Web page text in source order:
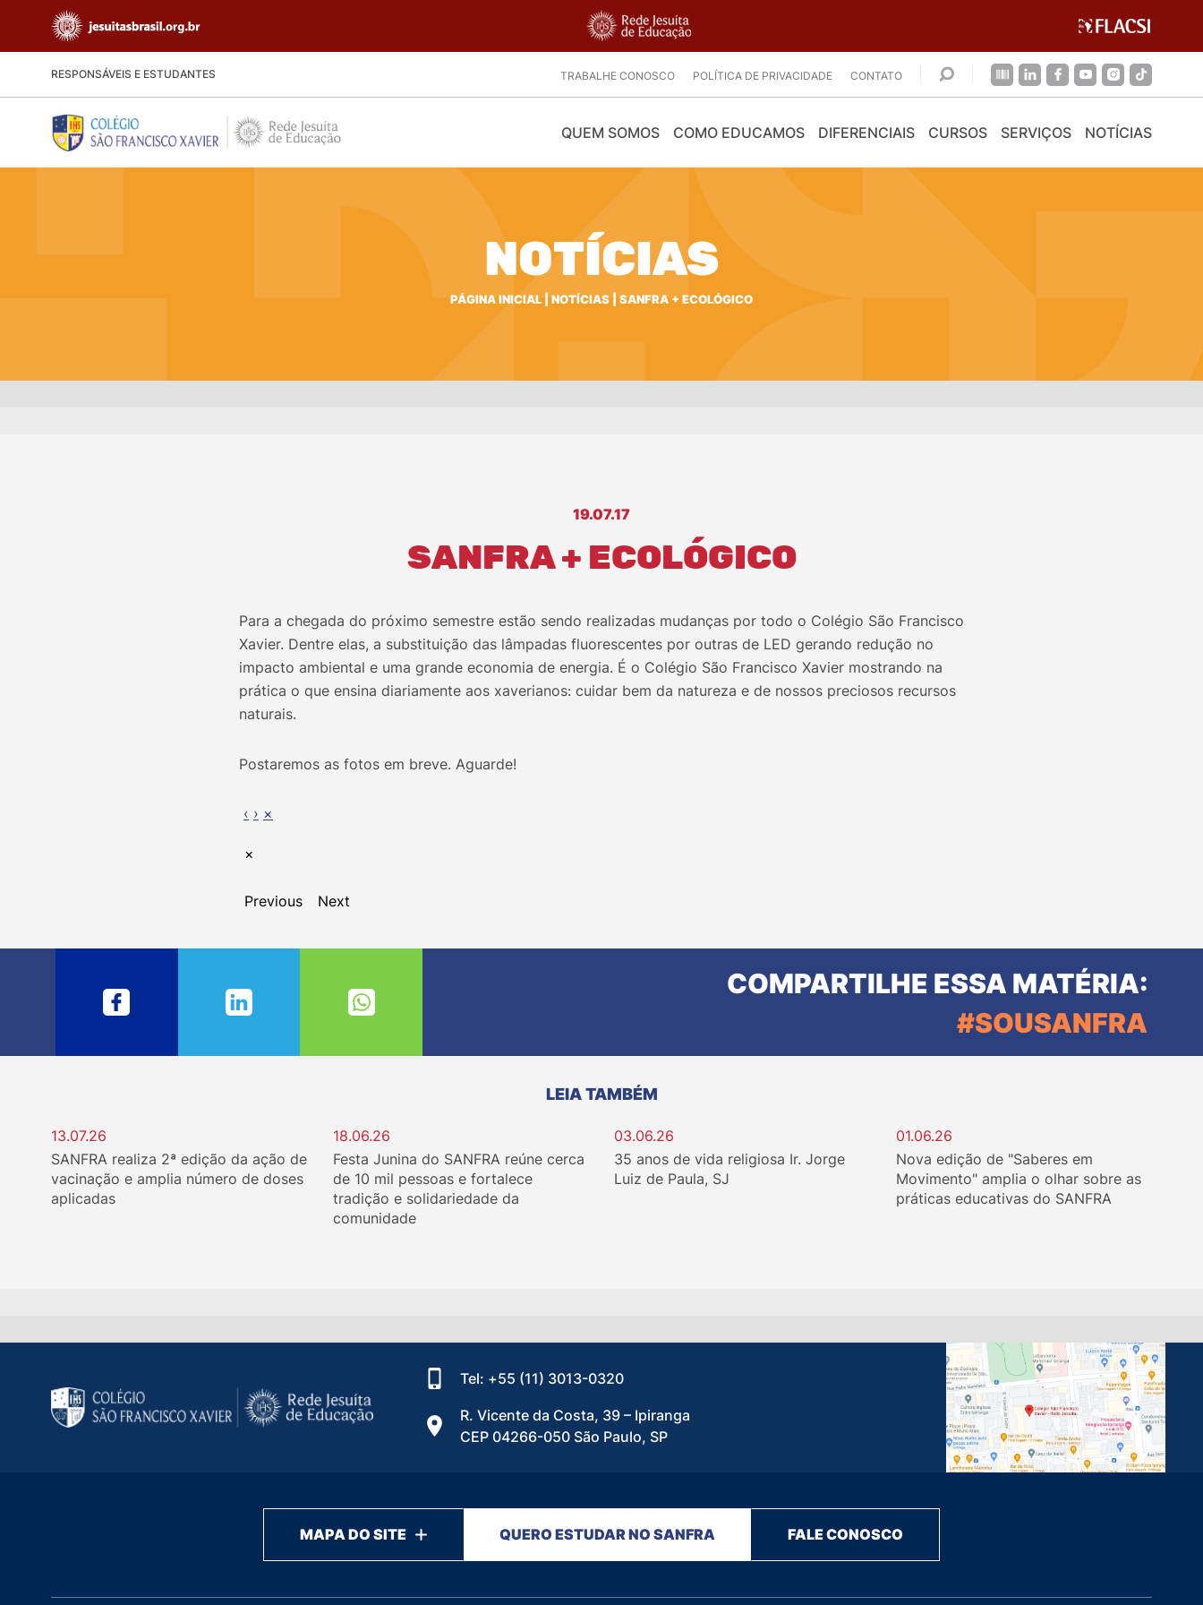
RESPONSÁVEIS E ESTUDANTES TRABALHE CONOSCO POLÍTICA DE PRIVACIDADE CONTATO
QUEM SOMOS COMO EDUCAMOS DIFERENCIAIS CURSOS SERVIÇOS NOTÍCIAS
NOTÍCIAS
PÁGINA INICIAL NOTÍCIAS SANFRA + ECOLÓGICO
19.07.17
SANFRA + ECOLÓGICO
Para a chegada do próximo semestre estão sendo realizadas mudanças por todo o Colégio São Francisco
Xavier. Dentre elas, a substituição das lâmpadas fluorescentes por outras de LED gerando redução no
impacto ambiental e uma grande economia de energia. É o Colégio São Francisco Xavier mostrando na
prática o que ensina diariamente aos xaverianos: cuidar bem da natureza e de nossos preciosos recursos
naturais.
Postaremos as fotos em breve. Aguarde!
‹ › ×
×
Previous Next
COMPARTILHE ESSA MATÉRIA:
#SOUSANFRA
LEIA TAMBÉM
13.07.26
SANFRA realiza 2ª edição da ação de
vacinação e amplia número de doses
aplicadas
18.06.26
Festa Junina do SANFRA reúne cerca
de 10 mil pessoas e fortalece
tradição e solidariedade da
comunidade
03.06.26
35 anos de vida religiosa Ir. Jorge
Luiz de Paula, SJ
01.06.26
Nova edição de "Saberes em
Movimento" amplia o olhar sobre as
práticas educativas do SANFRA
Tel: +55 (11) 3013-0320
R. Vicente da Costa, 39 – Ipiranga
CEP 04266-050 São Paulo, SP
MAPA DO SITE QUERO ESTUDAR NO SANFRA FALE CONOSCO